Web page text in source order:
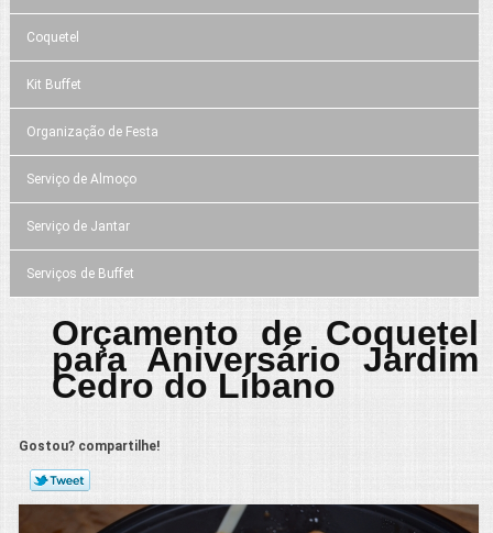
Coquetel
Kit Buffet
Organização de Festa
Serviço de Almoço
Serviço de Jantar
Serviços de Buffet
Orçamento de Coquetel
para Aniversário Jardim
Cedro do Líbano
Gostou? compartilhe!